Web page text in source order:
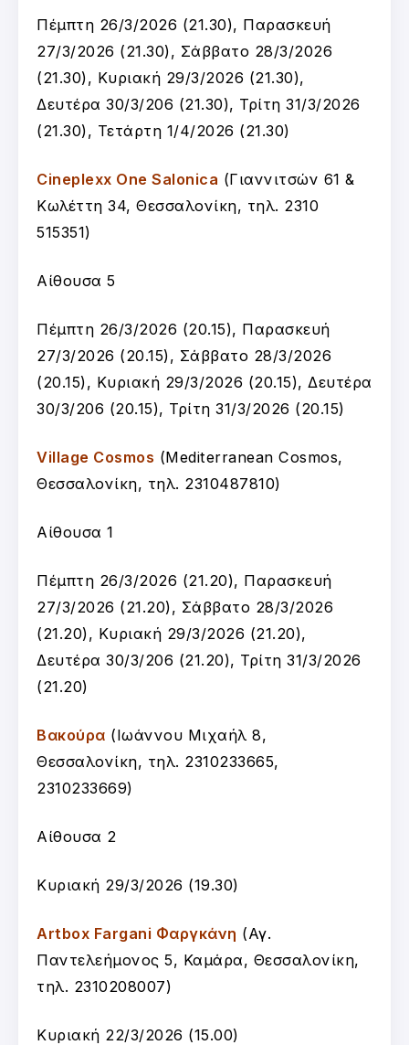
Πέμπτη 26/3/2026 (21.30), Παρασκευή
27/3/2026 (21.30), Σάββατο 28/3/2026
(21.30), Κυριακή 29/3/2026 (21.30),
Δευτέρα 30/3/206 (21.30), Τρίτη 31/3/2026
(21.30), Τετάρτη 1/4/2026 (21.30)
Cineplexx One Salonica (Γιαννιτσών 61 &
Κωλέττη 34, Θεσσαλονίκη, τηλ. 2310
515351)
Αίθουσα 5
Πέμπτη 26/3/2026 (20.15), Παρασκευή
27/3/2026 (20.15), Σάββατο 28/3/2026
(20.15), Κυριακή 29/3/2026 (20.15), Δευτέρα
30/3/206 (20.15), Τρίτη 31/3/2026 (20.15)
Village Cosmos (Mediterranean Cosmos,
Θεσσαλονίκη, τηλ. 2310487810)
Αίθουσα 1
Πέμπτη 26/3/2026 (21.20), Παρασκευή
27/3/2026 (21.20), Σάββατο 28/3/2026
(21.20), Κυριακή 29/3/2026 (21.20),
Δευτέρα 30/3/206 (21.20), Τρίτη 31/3/2026
(21.20)
Βακούρα (Ιωάννου Μιχαήλ 8,
Θεσσαλονίκη, τηλ. 2310233665,
2310233669)
Αίθουσα 2
Κυριακή 29/3/2026 (19.30)
Artbox Fargani Φαργκάνη (Αγ.
Παντελεήμονος 5, Καμάρα, Θεσσαλονίκη,
τηλ. 2310208007)
Κυριακή 22/3/2026 (15.00)